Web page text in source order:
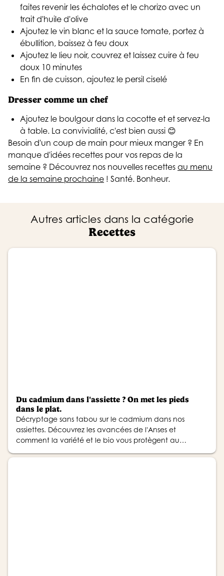
faites revenir les échalotes et le chorizo avec un
trait d'huile d'olive
Ajoutez le vin blanc et la sauce tomate, portez à
ébullition, baissez à feu doux
Ajoutez le lieu noir, couvrez et laissez cuire à feu
doux 10 minutes
En fin de cuisson, ajoutez le persil ciselé
Dresser comme un chef
Ajoutez le boulgour dans la cocotte et et servez-la
à table. La convivialité, c'est bien aussi 😊
Besoin d'un coup de main pour mieux manger ? En
manque d'idées recettes pour vos repas de la
semaine ? Découvrez nos nouvelles recettes au menu
de la semaine prochaine ! Santé. Bonheur.
Autres articles dans la catégorie
Recettes
Du cadmium dans l'assiette ? On met les pieds
dans le plat.
Décryptage sans tabou sur le cadmium dans nos
assiettes. Découvrez les avancées de l'Anses et
comment la variété et le bio vous protègent au